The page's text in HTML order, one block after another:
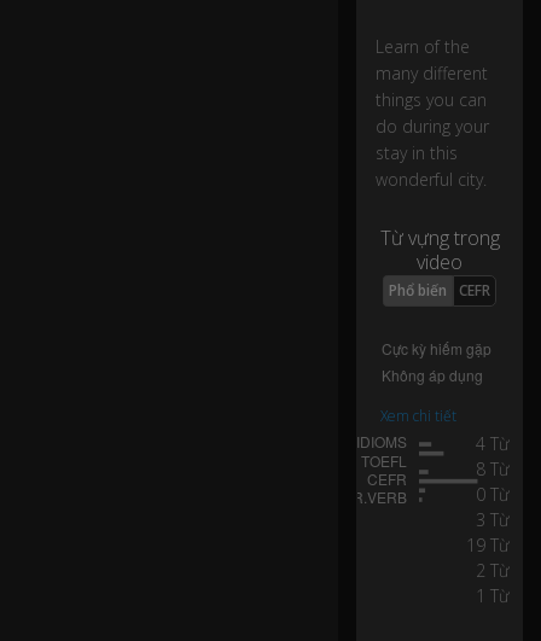
0:05
ng
a
lit
tl
q
y
a
n
a
lit
gy
Learn of the
many different
things you can
do during your
stay in this
wonderful city.
Từ vựng trong
video
Phổ biến CEFR
Xem chi tiết
4 Từ
8 Từ
0 Từ
3 Từ
19 Từ
2 Từ
1 Từ